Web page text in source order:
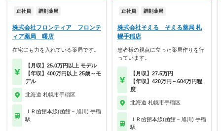
正社員 調剤薬局
株式会社フロンティア フロンテ
ィア薬局 曙店
在宅にも力を入れている薬局です。
【月収】25.0万円以上 モデル
【年収】400万円以上 25歳～モ
デル
北海道 札幌市手稲区
ＪＲ函館本線(函館－旭川) 手稲
駅
正社員 調剤薬局
株式会社そえる そえる薬局 札
幌手稲店
患者様の視点に立った薬局作りを行
っています。
【月収】27.5万円
【年収】420万円～604万円程
度
北海道 札幌市手稲区
ＪＲ函館本線(函館－旭川) 手稲
駅